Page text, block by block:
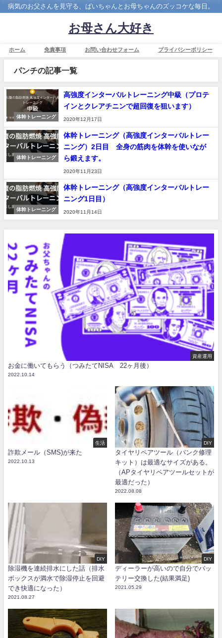
病気のお父さんを見守る、ぱいちゃんとお母ちゃんのズッコケな毎日。
お母さん大好き
ホーム 免責事項 お問い合わせフォーム プライバシーポリシー
パンチの記事一覧
体幹トレーニング
高強度インターバルトレーニング中級（プロテ
インとクレアチニンで超回復を狙います）
2020年12月17日
体幹トレーニング
体幹トレーニング（高強度インターバルトレー
ニング）2日目 全身の筋肉を体幹を使いなが
ら鍛えます。
2020年11月23日
体幹トレーニング
体幹トレーニング（高強度インターバルトレー
ニング1日目）
2020年11月14日
資産運用
お金に働いてもらう（つみたてNISA 22ヶ月後）
2022.10.14
生活
詐欺メール（SMS)が来た
2022.10.13
DIY
タイヤリペアツール（パンク修理
キット）は最適なサイズがある。
（APタイヤリペアツールセットが
最適だった）
2022.08.08
DIY
除湿機を連続排水にした話（排水
ボックスが満水で除湿停止を回避
でき快適になった）
2021.08.27
DIY
ディーラーが高いので自分でバッ
テリー交換した(結果満足)
2021.05.29